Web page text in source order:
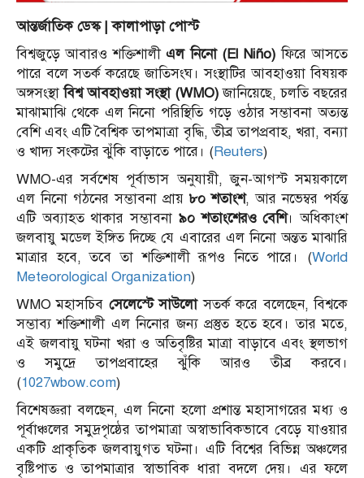
আন্তর্জাতিক ডেস্ক | কালাপাড়া পোস্ট
বিশ্বজুড়ে আবারও শক্তিশালীএল নিনো (El Niño) ফিরে আসতে
পারে বলে সতর্ক করেছে জাতিসংঘ। সংস্থাটির আবহাওয়া বিষয়ক
অঙ্গসংস্থাবিশ্ব আবহাওয়া সংস্থা (WMO)জানিয়েছে, চলতি বছরের
মাঝামাঝি থেকে এল নিনো পরিস্থিতি গড়ে ওঠার সম্ভাবনা অত্যন্ত
বেশি এবং এটি বৈশ্বিক তাপমাত্রা বৃদ্ধি, তীব্র তাপপ্রবাহ, খরা, বন্যা
ও খাদ্য সংকটের ঝুঁকি বাড়াতে পারে। (Reuters)
WMO-এর সর্বশেষ পূর্বাভাস অনুযায়ী, জুন-আগস্ট সময়কালে
এল নিনো গঠনের সম্ভাবনা প্রায়৮০ শতাংশ, আর নভেম্বর পর্যন্ত
এটি অব্যাহত থাকার সম্ভাবনা ৯০ শতাংশেরও বেশি। অধিকাংশ
জলবায়ু মডেল ইঙ্গিত দিচ্ছে যে এবারের এল নিনো অন্তত মাঝারি
মাত্রার হবে, তবে তা শক্তিশালী রূপও নিতে পারে। (World
Meteorological Organization)
WMO মহাসচিব সেলেস্টে সাউলোসতর্ক করে বলেছেন, বিশ্বকে
সম্ভাব্য শক্তিশালী এল নিনোর জন্য প্রস্তুত হতে হবে। তার মতে,
এই জলবায়ু ঘটনা খরা ও অতিবৃষ্টির মাত্রা বাড়াবে এবং স্থলভাগ
ও সমুদ্রে তাপপ্রবাহের ঝুঁকি আরও তীব্র করবে।
(1027wbow.com)
বিশেষজ্ঞরা বলছেন, এল নিনো হলো প্রশান্ত মহাসাগরের মধ্য ও
পূর্বাঞ্চলের সমুদ্রপৃষ্ঠের তাপমাত্রা অস্বাভাবিকভাবে বেড়ে যাওয়ার
একটি প্রাকৃতিক জলবায়ুগত ঘটনা। এটি বিশ্বের বিভিন্ন অঞ্চলের
বৃষ্টিপাত ও তাপমাত্রার স্বাভাবিক ধারা বদলে দেয়। এর ফলে